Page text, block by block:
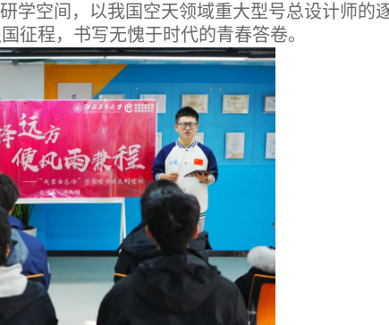
学空间，以我国空天领域重大型号总设计师的
征程，书写无愧于时代的青春答卷。